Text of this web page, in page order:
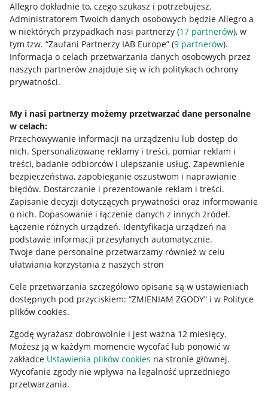
Allegro dokładnie to, czego szukasz i potrzebujesz.
Administratorem Twoich danych osobowych będzie Allegro a
w niektórych przypadkach nasi partnerzy (17 partnerów), w
tym tzw. “Zaufani Partnerzy IAB Europe” (9 partnerów).
Informacja o celach przetwarzania danych osobowych przez
naszych partnerów znajduje się w ich politykach ochrony
prywatności.
My i nasi partnerzy możemy przetwarzać dane personalne
w celach:
Przechowywanie informacji na urządzeniu lub dostęp do
nich. Spersonalizowane reklamy i treści, pomiar reklam i
treści, badanie odbiorców i ulepszanie usług. Zapewnienie
bezpieczeństwa, zapobieganie oszustwom i naprawianie
błędów. Dostarczanie i prezentowanie reklam i treści.
Zapisanie decyzji dotyczących prywatności oraz informowanie
o nich. Dopasowanie i łączenie danych z innych źródeł.
Łączenie różnych urządzeń. Identyfikacja urządzeń na
podstawie informacji przesyłanych automatycznie.
Twoje dane personalne przetwarzamy również w celu
ułatwiania korzystania z naszych stron
Cele przetwarzania szczegółowo opisane są w ustawieniach
dostępnych pod przyciskiem: “ZMIENIAM ZGODY” i w Polityce
plików cookies.
Zgodę wyrażasz dobrowolnie i jest ważna 12 miesięcy.
Możesz ją w każdym momencie wycofać lub ponowić w
zakładce Ustawienia plików cookies na stronie głównej.
Wycofanie zgody nie wpływa na legalność uprzedniego
przetwarzania.
Przydatne informacje
Jak to działa
Allegro Gadane dla sprzedających
Allegro Gadane dla kupujących
Mapa miejscowości
Informacje prawne
Regulamin
Polityka plików "cookies"
Ustawienia plików "cookies"
Udostępnianie lokalizacji
Informacje dla Aktu o Usługach Cyfrowych
Pobierz aplikację